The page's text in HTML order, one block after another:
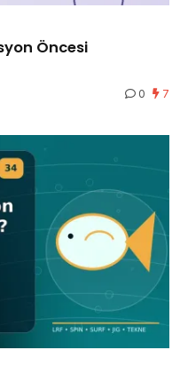
Öncesi
0 7